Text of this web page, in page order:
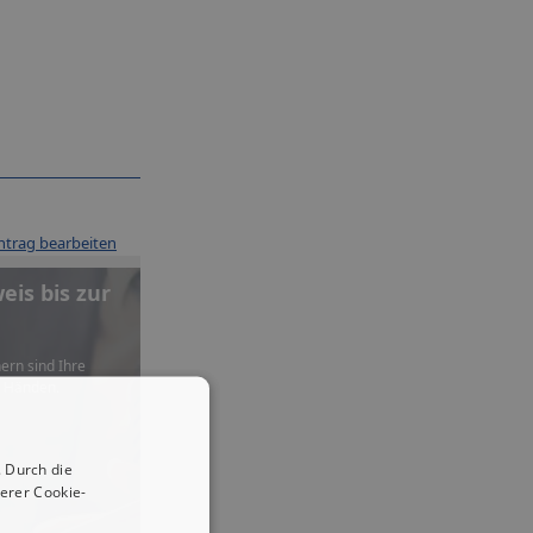
bearbeiten
bis zur
sind Ihre
die
Cookie-